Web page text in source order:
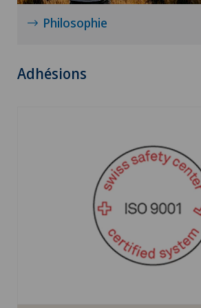
Philosophie
Adhésions